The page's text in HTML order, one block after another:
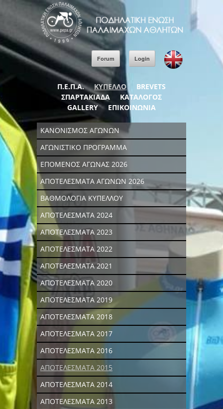
Forum Login
Π.Ε.Π.Α. ΚΥΠΕΛΛΟ
BREVETS
ΣΠΑΡΤΑΚΙΑΔΑ
ΚΑΤΑΛΟΓΟΣ
GALLERY
ΕΠΙΚΟΙΝΩΝΙΑ
ΚΑΝΟΝΙΣΜΟΣ ΑΓΩΝΩΝ
ΑΓΩΝΙΣΤΙΚΟ ΠΡΟΓΡΑΜΜΑ
ΕΠΟΜΕΝΟΣ ΑΓΩΝΑΣ 2026
ΑΠΟΤΕΛΕΣΜΑΤΑ ΑΓΩΝΩΝ 2026
ΒΑΘΜΟΛΟΓΙΑ ΚΥΠΕΛΛΟΥ
ΑΠΟΤΕΛΕΣΜΑΤΑ 2024
ΑΠΟΤΕΛΕΣΜΑΤΑ 2023
ΑΠΟΤΕΛΕΣΜΑΤΑ 2022
ΑΠΟΤΕΛΕΣΜΑΤΑ 2021
ΑΠΟΤΕΛΕΣΜΑΤΑ 2020
ΑΠΟΤΕΛΕΣΜΑΤΑ 2019
ΑΠΟΤΕΛΕΣΜΑΤΑ 2018
ΑΠΟΤΕΛΕΣΜΑΤΑ 2017
ΑΠΟΤΕΛΕΣΜΑΤΑ 2016
ΑΠΟΤΕΛΕΣΜΑΤΑ 2015
ΑΠΟΤΕΛΕΣΜΑΤΑ 2014
ΑΠΟΤΕΛΕΣΜΑΤΑ 2013